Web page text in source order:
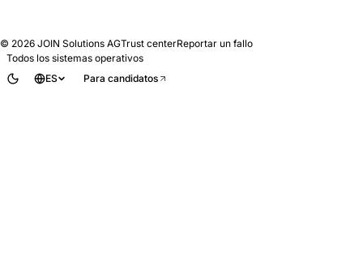
© 2026 JOIN Solutions AGTrust centerReportar un fallo
Todos los sistemas operativos
ES
Para candidatos